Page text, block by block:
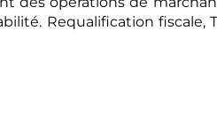
Requalification fiscale,